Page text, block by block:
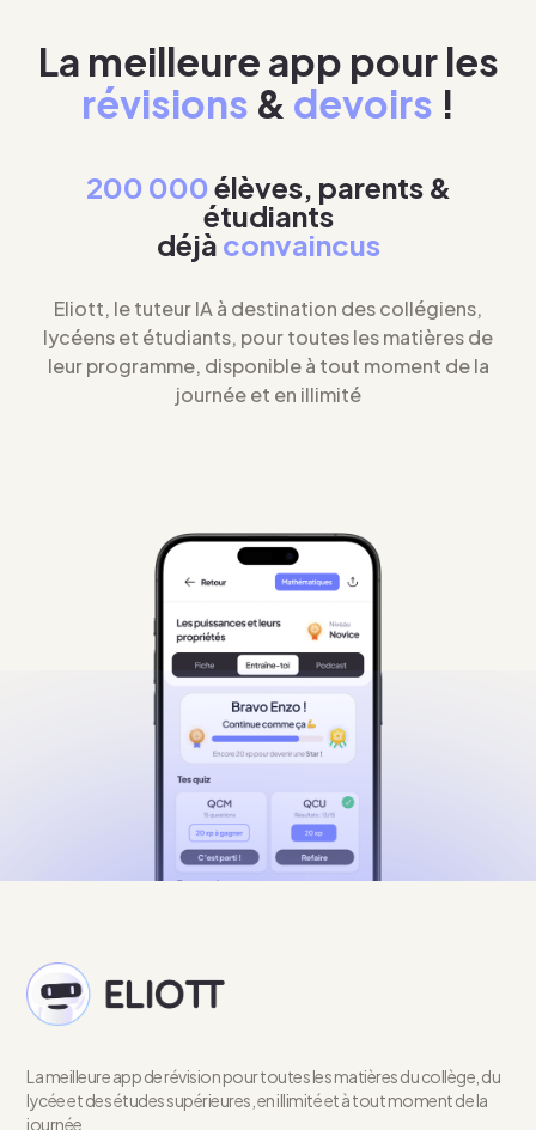
La meilleure app pour les
révisions & devoirs !
200 000élèves, parents &
étudiants
déjà convaincus
Eliott, le tuteur IA à destination des collégiens,
lycéens et étudiants, pour toutes les matières de
leur programme, disponible à tout moment de la
journée et en illimité
La meilleure app de révision pour toutes les matières du collège, du
lycée et des études supérieures, en illimité et à tout moment de la
journée